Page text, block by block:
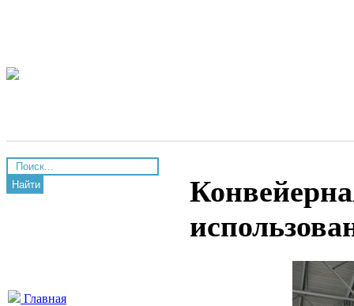
Найти
Главная